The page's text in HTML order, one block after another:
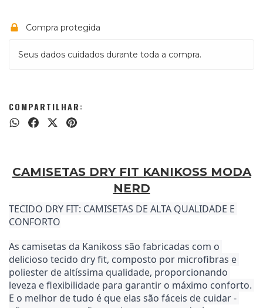
Compra protegida
Seus dados cuidados durante toda a compra.
COMPARTILHAR:
CAMISETAS DRY FIT KANIKOSS MODA
NERD
TECIDO DRY FIT: CAMISETAS DE ALTA QUALIDADE E
CONFORTO
As camisetas da Kanikoss são fabricadas com o
delicioso tecido dry fit, composto por microfibras e
poliester de altíssima qualidade, proporcionando
leveza e flexibilidade para garantir o máximo conforto.
E o melhor de tudo é que elas são fáceis de cuidar -